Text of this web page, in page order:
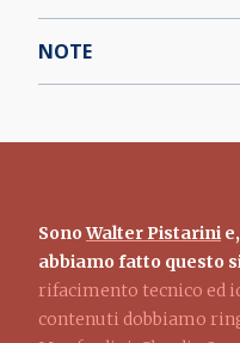
NOTE
SonoWalter Pistarini
abbiamo fatto questo
rifacimento tecnico ed
contenuti dobbiamo